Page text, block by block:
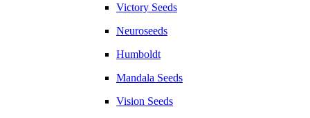
Victory Seeds
Neuroseeds
Humboldt
Mandala Seeds
Vision Seeds